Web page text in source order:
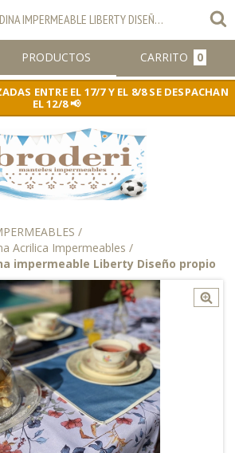
MANTEL DE GABARDINA IMPERMEABLE LIBERTY DISEÑO PROPIO
PRODUCTOS CARRITO 0
ENTRE EL 17/7 Y EL 8/8 SE DESPACHAN
EL 12/8 📢
/
Acrilica Impermeables /
impermeable Liberty Diseño propio